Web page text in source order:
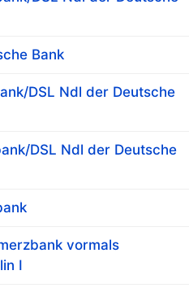
Bank
DSL Ndl der Deutsche
DSL Ndl der Deutsche
vormals
I